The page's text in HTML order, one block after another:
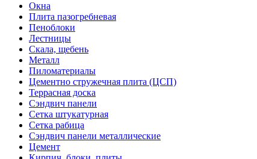
Окна
Плита пазогребневая
Пеноблоки
Лестницы
Скала, щебень
Металл
Пиломатериалы
Цементно стружечная плита (ЦСП)
Террасная доска
Сэндвич панели
Сетка штукатурная
Сетка рабица
Сэндвич панели металлические
Цемент